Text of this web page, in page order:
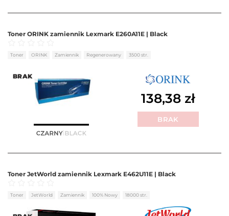
BRAK
Toner ORINK zamiennik Lexmark E260A11E | Black
Oceniono0 na 5
Toner ORINK Zamiennik Regenerowany 3500 str.
138,38 zł
BRAK
Toner JetWorld zamiennik Lexmark E462U11E | Black
Oceniono na 5
Toner JetWorld Zamiennik 100% Nowy 18000 str.